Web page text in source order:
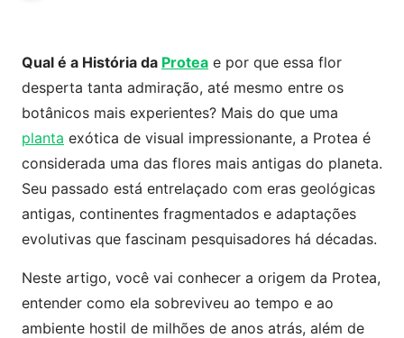
Qual é a História da Protea e por que essa flor
desperta tanta admiração, até mesmo entre os
botânicos mais experientes? Mais do que uma
planta exótica de visual impressionante, a Protea é
considerada uma das flores mais antigas do planeta.
Seu passado está entrelaçado com eras geológicas
antigas, continentes fragmentados e adaptações
evolutivas que fascinam pesquisadores há décadas.
Neste artigo, você vai conhecer a origem da Protea,
entender como ela sobreviveu ao tempo e ao
ambiente hostil de milhões de anos atrás, além de